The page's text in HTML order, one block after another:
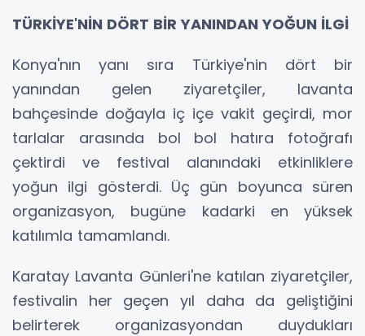
TÜRKİYE'NİN DÖRT BİR YANINDAN YOĞUN İLGİ
Konya'nın yanı sıra Türkiye'nin dört bir
yanından gelen ziyaretçiler, lavanta
bahçesinde doğayla iç içe vakit geçirdi, mor
tarlalar arasında bol bol hatıra fotoğrafı
çektirdi ve festival alanındaki etkinliklere
yoğun ilgi gösterdi. Üç gün boyunca süren
organizasyon, bugüne kadarki en yüksek
katılımla tamamlandı.
Karatay Lavanta Günleri'ne katılan ziyaretçiler,
festivalin her geçen yıl daha da geliştiğini
belirterek organizasyondan duydukları